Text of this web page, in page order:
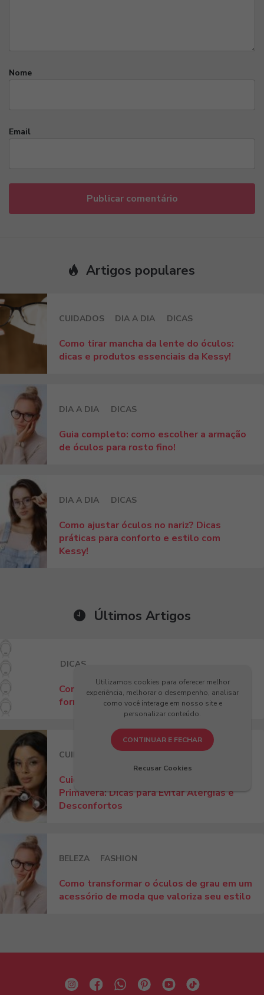
Nome
Email
Artigos populares
CUIDADOS DIA A DIA DICAS
Como tirar mancha da lente do óculos:
dicas e produtos essenciais da Kessy!
DIA A DIA DICAS
Guia completo: como escolher a armação
de óculos para rosto fino!
DIA A DIA DICAS
Como ajustar óculos no nariz? Dicas
práticas para conforto e estilo com
Kessy!
Últimos Artigos
DICAS
Como escolher armação para o seu
formato de rosto: guia 2026
CUIDADOS DIA A DIA DICAS
Cuidados com os Olhos Durante a
Primavera: Dicas para Evitar Alergias e
Desconfortos
BELEZA FASHION
Como transformar o óculos de grau em um
acessório de moda que valoriza seu estilo
Utilizamos cookies para oferecer melhor
experiência, melhorar o desempenho, analisar
como você interage em nosso site e
personalizar conteúdo.
CONTINUAR E FECHAR
Recusar Cookies